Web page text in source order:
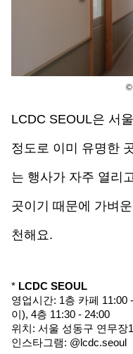
©
LCDC SEOUL은 서
정도로 이미 유명한
는 행사가 자주 열리
곳이기 때문에 가벼
천해요.
* LCDC SEOUL
영업시간: 1층 카페 11:00
이), 4층 11:30 - 24:00
위치: 서울 성동구 연무장
인스타그램: @lcdc.seoul